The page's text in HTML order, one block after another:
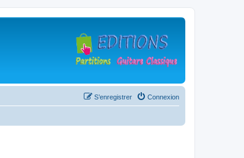
Connexion
S’enregistrer